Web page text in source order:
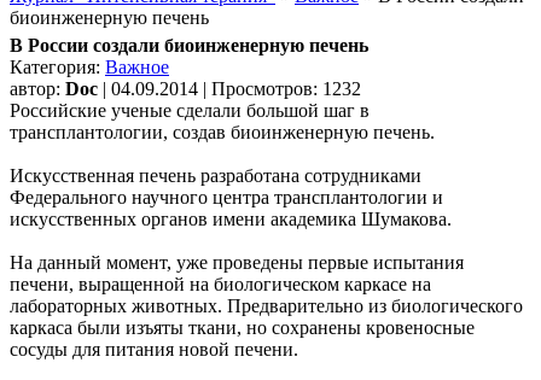
биоинженерную печень
В России создали биоинженерную печень
Категория: Важное
автор: Doc | 04.09.2014 | Просмотров: 1232
Российские ученые сделали большой шаг в
трансплантологии, создав биоинженерную печень.
Искусственная печень разработана сотрудниками
Федерального научного центра трансплантологии и
искусственных органов имени академика Шумакова.
На данный момент, уже проведены первые испытания
печени, выращенной на биологическом каркасе на
лабораторных животных. Предварительно из биологического
каркаса были изъяты ткани, но сохранены кровеносные
сосуды для питания новой печени.